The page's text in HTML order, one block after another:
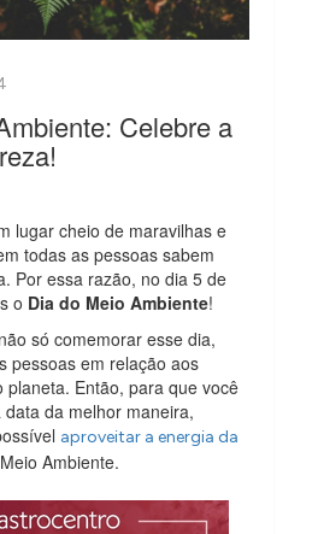
Celebre a
lugar cheio de maravilhas e
todas as pessoas sabem
Por essa razão, no dia 5 de
o Dia do Meio Ambiente!
só comemorar esse dia,
pessoas em relação aos
planeta. Então, para que você
da melhor maneira,
aproveitar a energia da
Ambiente.